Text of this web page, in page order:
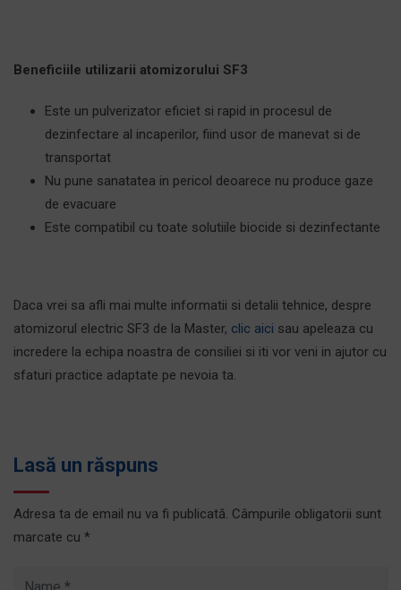
Beneficiile utilizarii atomizorului SF3
Este un pulverizator eficiet si rapid in procesul de
dezinfectare al incaperilor, fiind usor de manevat si de
transportat
Nu pune sanatatea in pericol deoarece nu produce gaze
de evacuare
Este compatibil cu toate solutiile biocide si dezinfectante
Daca vrei sa afli mai multe informatii si detalii tehnice, despre
atomizorul electric SF3 de la Master, clic aici sau apeleaza cu
incredere la echipa noastra de consiliei si iti vor veni in ajutor cu
sfaturi practice adaptate pe nevoia ta.
Lasă un răspuns
Adresa ta de email nu va fi publicată. Câmpurile obligatorii sunt
marcate cu *